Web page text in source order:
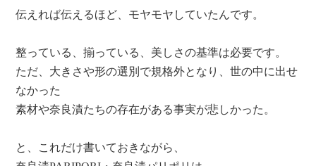
伝えれば伝えるほど、モヤモヤしていたんです。
整っている、揃っている、美しさの基準は必要です。
ただ、大きさや形の選別で規格外となり、世の中に出せ
なかった
素材や奈良漬たちの存在がある事実が悲しかった。
と、これだけ書いておきながら、